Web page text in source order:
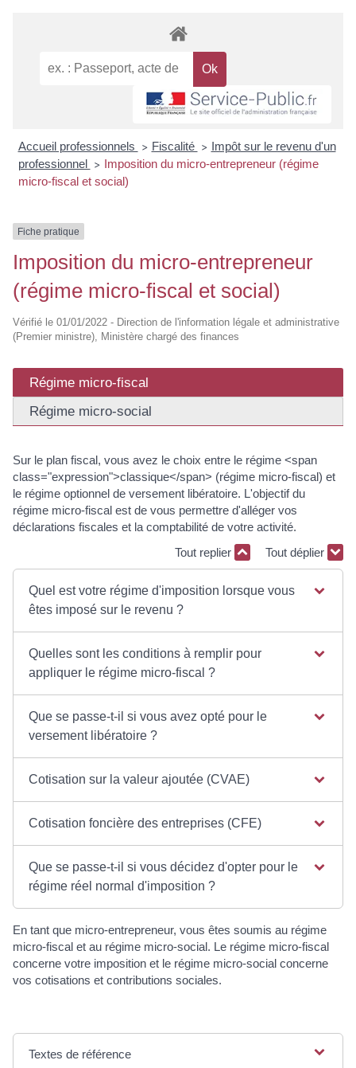
Accueil professionnels > Fiscalité > Impôt sur le revenu d'un
professionnel > Imposition du micro-entrepreneur (régime
micro-fiscal et social)
Fiche pratique
Imposition du micro-entrepreneur
(régime micro-fiscal et social)
Vérifié le 01/01/2022 - Direction de l'information légale et administrative
(Premier ministre), Ministère chargé des finances
Régime micro-fiscal
Régime micro-social
Sur le plan fiscal, vous avez le choix entre le régime <span
class="expression">classique</span> (régime micro-fiscal) et
le régime optionnel de versement libératoire. L'objectif du
régime micro-fiscal est de vous permettre d'alléger vos
déclarations fiscales et la comptabilité de votre activité.
Tout replier
Tout déplier
Quel est votre régime d'imposition lorsque vous
êtes imposé sur le revenu ?
Quelles sont les conditions à remplir pour
appliquer le régime micro-fiscal ?
Que se passe-t-il si vous avez opté pour le
versement libératoire ?
Cotisation sur la valeur ajoutée (CVAE)
Cotisation foncière des entreprises (CFE)
Que se passe-t-il si vous décidez d'opter pour le
régime réel normal d'imposition ?
En tant que micro-entrepreneur, vous êtes soumis au régime
micro-fiscal et au régime micro-social. Le régime micro-fiscal
concerne votre imposition et le régime micro-social concerne
vos cotisations et contributions sociales.
Textes de référence